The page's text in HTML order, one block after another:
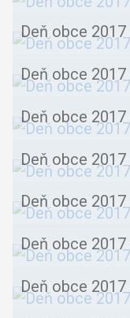
Deň obce
Deň obce
Deň obce
Deň obce
Deň obce
Deň obce
Deň obce